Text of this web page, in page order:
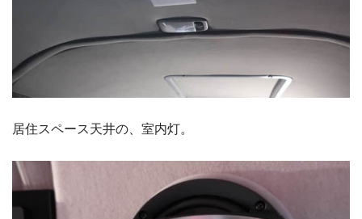
居住スペース天井の、室内灯。